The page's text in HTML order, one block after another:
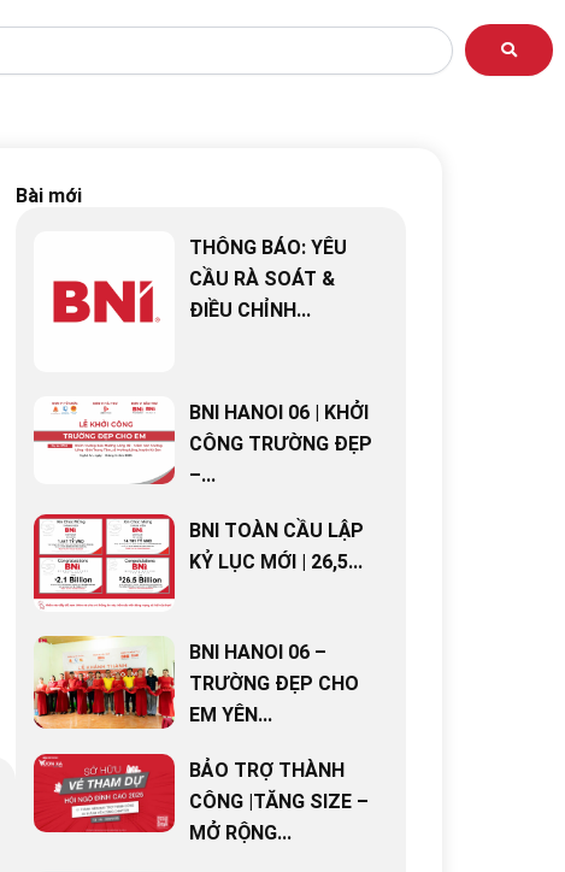
Bài mới
THÔNG BÁO: YÊU
CẦU RÀ SOÁT &
ĐIỀU CHỈNH...
BNI HANOI 06 | KHỞI
CÔNG TRƯỜNG ĐẸP
–...
BNI TOÀN CẦU LẬP
KỶ LỤC MỚI | 26,5...
BNI HANOI 06 –
TRƯỜNG ĐẸP CHO
EM YÊN...
BẢO TRỢ THÀNH
CÔNG |TĂNG SIZE –
MỞ RỘNG...